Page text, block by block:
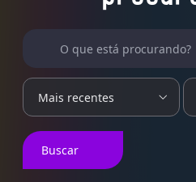
Buscar por:
O que está procurando?
Mais recentes
Buscar